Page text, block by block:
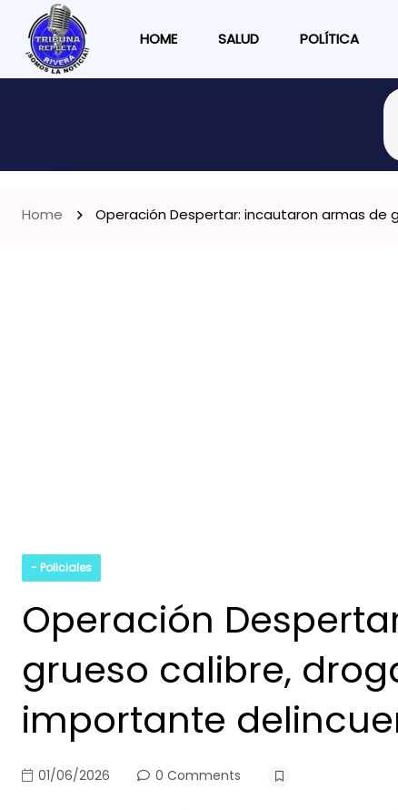
HOME SALUD POLÍTICA
Home Operación Despertar: incautaron armas de
- Policiales
Operación
grueso calibre,
importante
01/06/2026 0 Comments